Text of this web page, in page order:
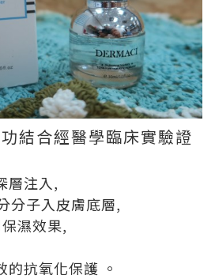
結合經醫學臨床實驗證
層注入,
分子入皮膚底層,
濕效果,
抗氧化保護 。